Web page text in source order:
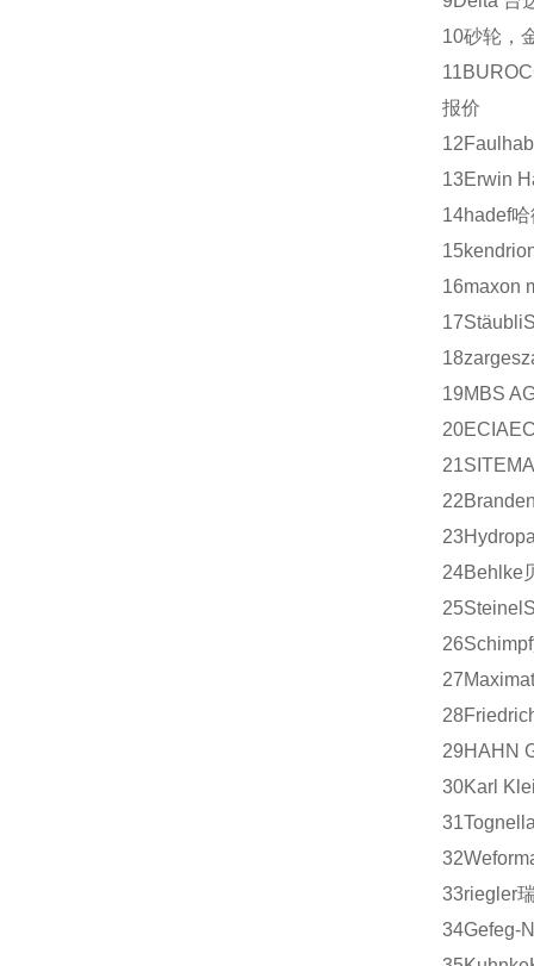
10砂轮，
11
报价
12
13Erwin
14hadef哈
15
16maxon
17Stäubli
18zarges
19MBS
20ECIA
21
22
23
24Behlke
25Steinel
26Schimpf
27
28
29HAHN
30Karl
31
32
33riegler
34Gefeg-